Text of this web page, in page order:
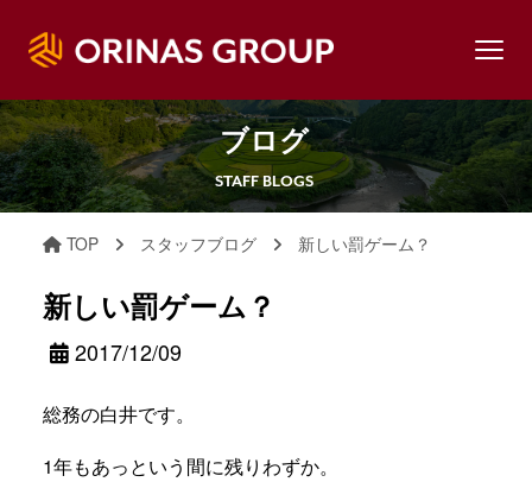
ブログ
STAFF BLOGS
TOP スタッフブログ 新しい罰ゲーム？
新しい罰ゲーム？
2017/12/09
総務の白井です。
1年もあっという間に残りわずか。